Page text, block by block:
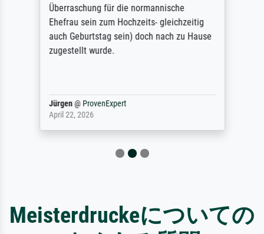
Überraschung für die normannische
Ehefrau sein zum Hochzeits- gleichzeitig
auch Geburtstag sein) doch nach zu Hause
zugestellt wurde.
Jürgen@ ProvenExpert
April 22, 2026
Meisterdruckeについての